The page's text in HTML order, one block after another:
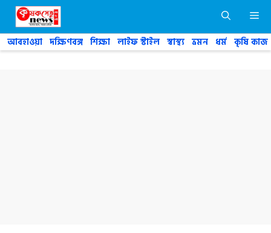
Skip
content
আবহাওয়া দক্ষিণবঙ্গ শিক্ষা লাইফ স্টাইল স্বাস্থ্য ভ্রমন ধর্ম কৃষি কাজ